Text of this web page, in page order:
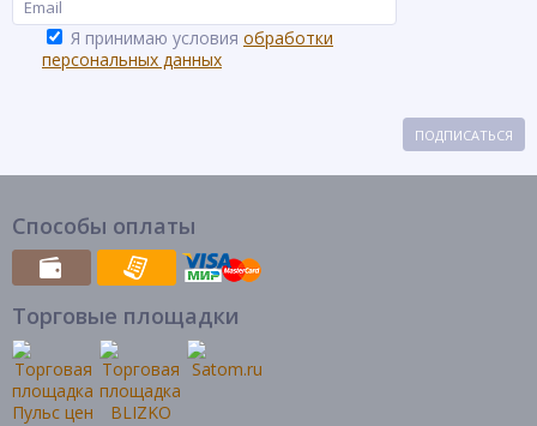
Я принимаю условия обработки
персональных данных
ПОДПИСАТЬСЯ
Способы оплаты
Торговые площадки